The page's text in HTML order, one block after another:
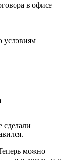
в офисе
условиям
сделали
можно